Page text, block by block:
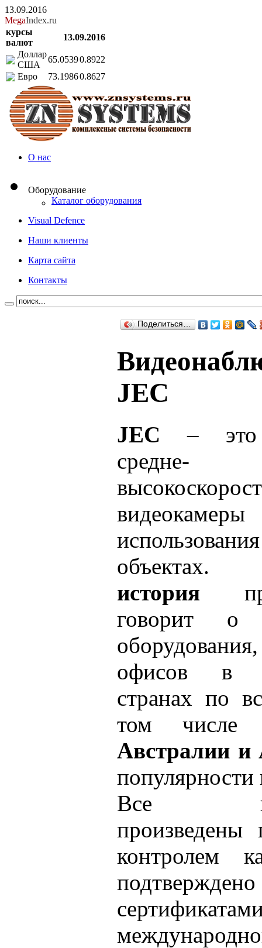
13.09.2016
MegaIndex.ru
курсы
валют
13.09.2016
Доллар
США
65.05390.8922
Евро
73.19860.8627
О нас
Оборудование
Каталог оборудования
Visual Defence
Наши клиенты
Карта сайта
Контакты
Поделиться…
JEC
JEC – это
история
говорит о
офисов в
странах по
том
Австралии и
популярности
Все
произведены
контролем
подтверждено